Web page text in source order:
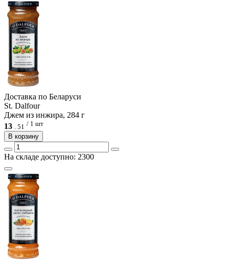
Доcтавка по Беларуси
St. Dalfour
Джем из инжира, 284 г
13 . 51 / 1 шт
В корзину
На складе доступно: 2300